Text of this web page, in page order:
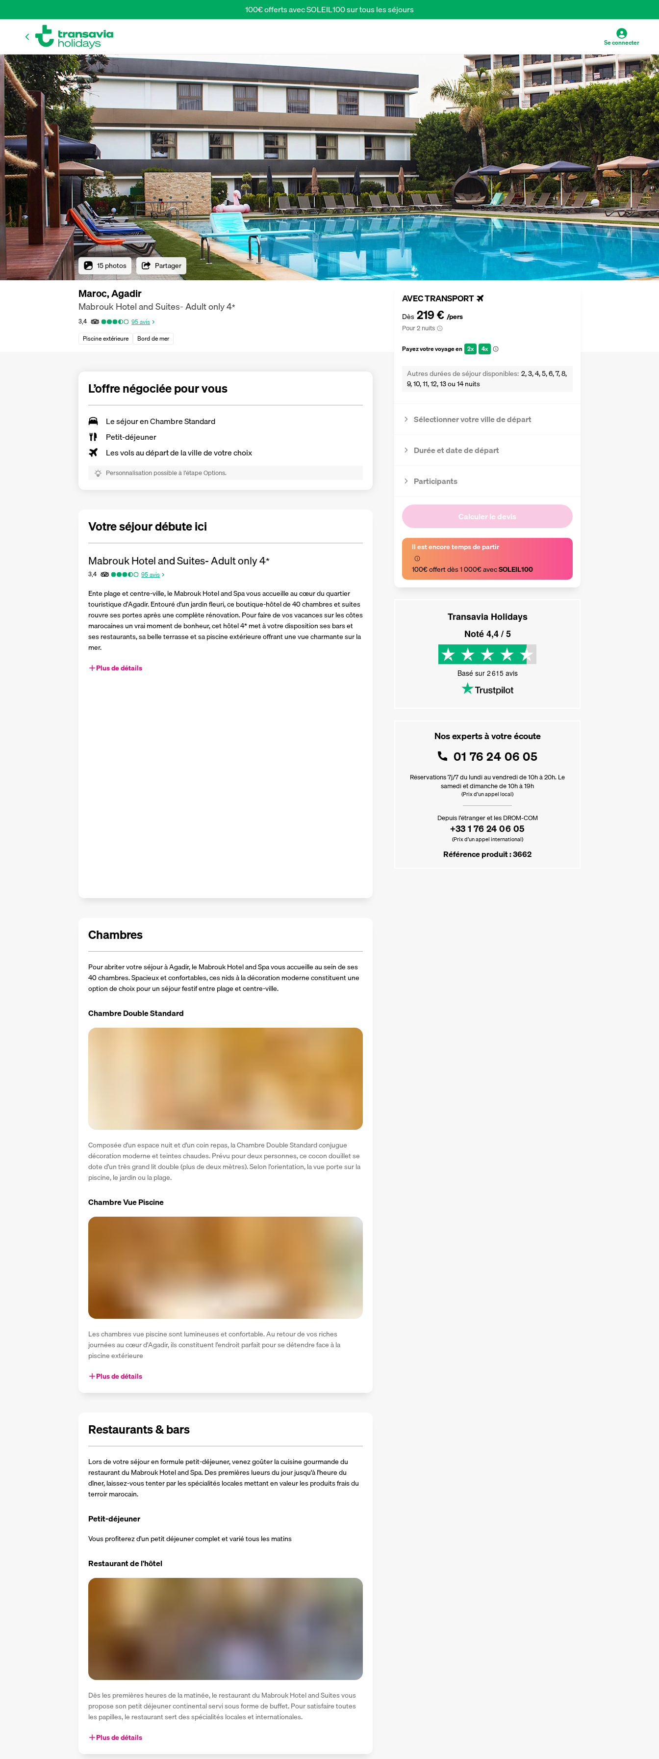
100€ offerts avec SOLEIL100 sur tous les séjours
Se connecter
15 photos Partager
Maroc, Agadir
Mabrouk Hotel and Suites- Adult only4*
3,4 95avis
Piscine extérieure
Bord de mer
AVEC TRANSPORT
Dès 219 € /pers
Pour 2 nuits
Payez votre voyage en 2x 4x
Autres durées de séjour disponibles 2, 3, 4, 5, 6, 7, 8,
9, 10, 11, 12, 13 ou 14 nuits
Sélectionner votre ville de départ
Durée et date de départ
Participants
Calculer le devis
Il est encore temps de partir
100€ offert dès 1 000€ avec SOLEIL100
Transavia Holidays
Noté4,4/ 5
Basé sur 2 615avis
Nos experts à votre écoute
01 76 24 06 05
Réservations 7j/7 du lundi au vendredi de 10h à 20h. Le
samedi et dimanche de 10h à 19h
(Prix d'un appel local)
Depuis l’étranger et les DROM-COM
+33 1 76 24 06 05
(Prix d’un appel international)
Référence produit : 3662
L’offre négociée pour vous
Le séjour en Chambre Standard
Petit-déjeuner
Les vols au départ de la ville de votre choix
Personnalisation possible à l’étape Options.
Votre séjour débute ici
Mabrouk Hotel and Suites- Adult only4*
3,4 95avis
Ente plage et centre-ville, le Mabrouk Hotel and Spa vous accueille au cœur du quartier
touristique d'Agadir. Entouré d'un jardin fleuri, ce boutique-hôtel de 40 chambres et suites
rouvre ses portes après une complète rénovation. Pour faire de vos vacances sur les côtes
marocaines un vrai moment de bonheur, cet hôtel 4* met à votre disposition ses bars et
ses restaurants, sa belle terrasse et sa piscine extérieure offrant une vue charmante sur la
mer.
Plus de détails
Chambres
Pour abriter votre séjour à Agadir, le Mabrouk Hotel and Spa vous accueille au sein de ses
40 chambres. Spacieux et confortables, ces nids à la décoration moderne constituent une
option de choix pour un séjour festif entre plage et centre-ville.
Chambre Double Standard
Composée d'un espace nuit et d'un coin repas, la Chambre Double Standard conjugue
décoration moderne et teintes chaudes. Prévu pour deux personnes, ce cocon douillet se
dote d'un très grand lit double (plus de deux mètres). Selon l'orientation, la vue porte sur la
piscine, le jardin ou la plage.
Chambre Vue Piscine
Les chambres vue piscine sont lumineuses et confortable. Au retour de vos riches
journées au cœur d'Agadir, ils constituent l'endroit parfait pour se détendre face à la
piscine extérieure
Plus de détails
Restaurants & bars
Lors de votre séjour en formule petit-déjeuner, venez goûter la cuisine gourmande du
restaurant du Mabrouk Hotel and Spa. Des premières lueurs du jour jusqu'à l'heure du
dîner, laissez-vous tenter par les spécialités locales mettant en valeur les produits frais du
terroir marocain.
Petit-déjeuner
Vous profiterez d'un petit déjeuner complet et varié tous les matins
Restaurant de l'hôtel
Dès les premières heures de la matinée, le restaurant du Mabrouk Hotel and Suites vous
propose son petit déjeuner continental servi sous forme de buffet. Pour satisfaire toutes
les papilles, le restaurant sert des spécialités locales et internationales.
Plus de détails